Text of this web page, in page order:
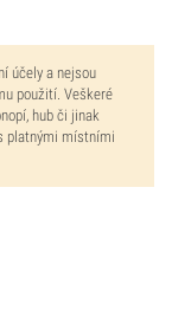
účely a nejsou
použití. Veškeré
hub či jinak
platnými místními